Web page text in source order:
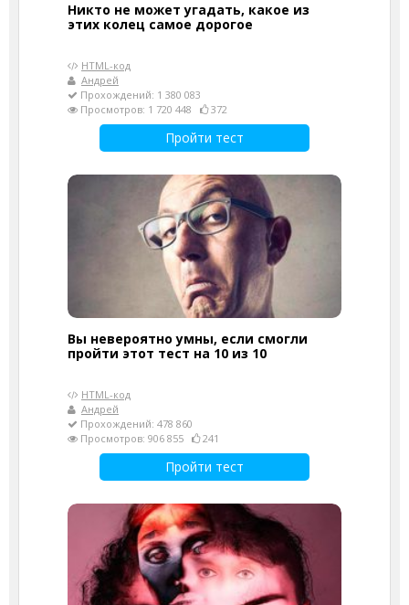
Никто не может угадать, какое из
этих колец самое дорогое
HTML-код
Андрей
Прохождений: 1 380 083
Просмотров: 1 720 448
372
Пройти тест
Вы невероятно умны, если смогли
пройти этот тест на 10 из 10
HTML-код
Андрей
Прохождений: 478 860
Просмотров: 906 855
241
Пройти тест